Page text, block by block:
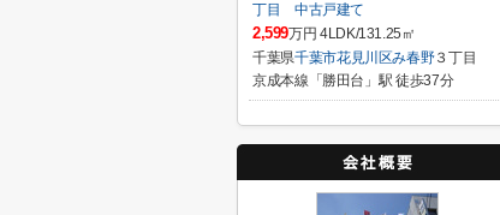
丁目 中古戸建て
2,599万円 4LDK/131.25㎡
千葉県千葉市花見川区み春野３丁目
京成本線「勝田台」駅 徒歩37分